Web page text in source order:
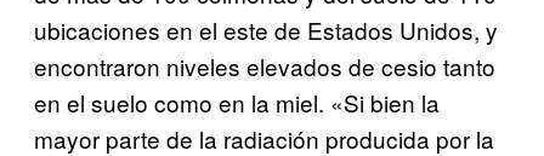
ubicaciones en el este de Estados Unidos, y
encontraron niveles elevados de cesio tanto
en el suelo como en la miel. «Si bien la
mayor parte de la radiación producida por la